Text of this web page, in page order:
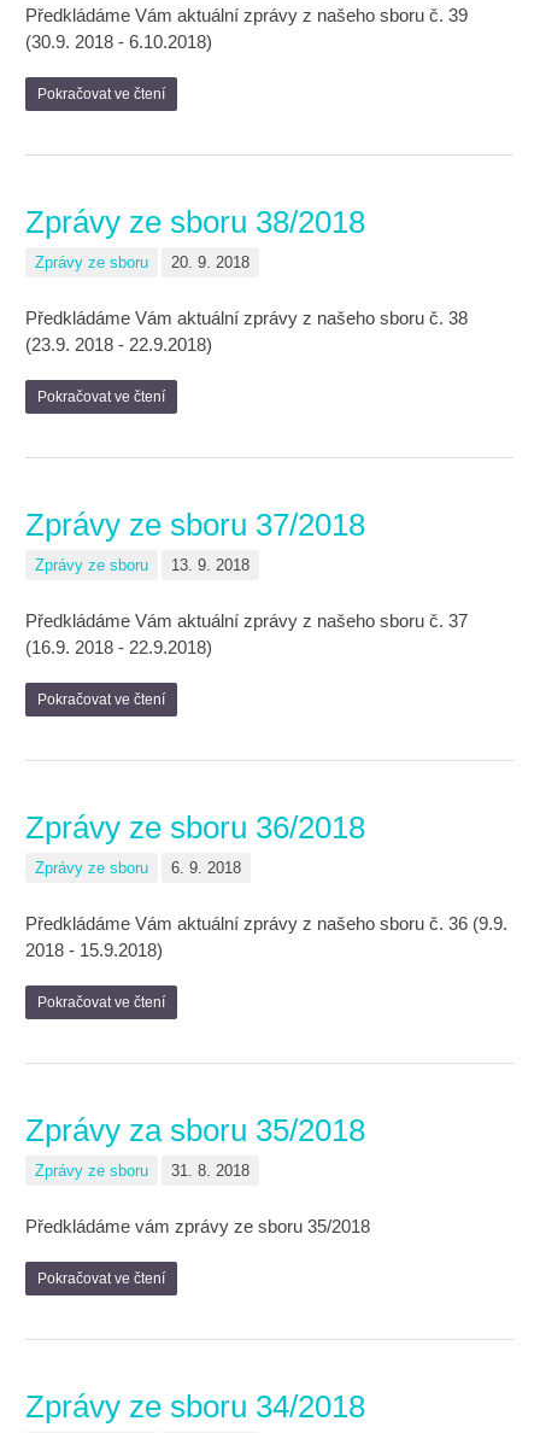
Předkládáme Vám aktuální zprávy z našeho sboru č. 39
(30.9. 2018 - 6.10.2018)
Pokračovat ve čtení
Zprávy ze sboru 38/2018
Zprávy ze sboru 20. 9. 2018
Předkládáme Vám aktuální zprávy z našeho sboru č. 38
(23.9. 2018 - 22.9.2018)
Pokračovat ve čtení
Zprávy ze sboru 37/2018
Zprávy ze sboru 13. 9. 2018
Předkládáme Vám aktuální zprávy z našeho sboru č. 37
(16.9. 2018 - 22.9.2018)
Pokračovat ve čtení
Zprávy ze sboru 36/2018
Zprávy ze sboru 6. 9. 2018
Předkládáme Vám aktuální zprávy z našeho sboru č. 36 (9.9.
2018 - 15.9.2018)
Pokračovat ve čtení
Zprávy za sboru 35/2018
Zprávy ze sboru 31. 8. 2018
Předkládáme vám zprávy ze sboru 35/2018
Pokračovat ve čtení
Zprávy ze sboru 34/2018